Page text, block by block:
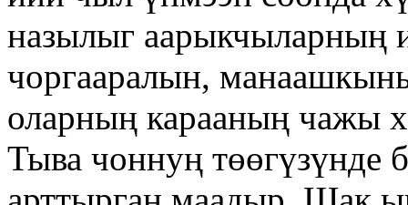
назылыг аарыкчыларның
чоргааралын,
оларның карааның чажы
Тыва чоннуң төөгүзүнде